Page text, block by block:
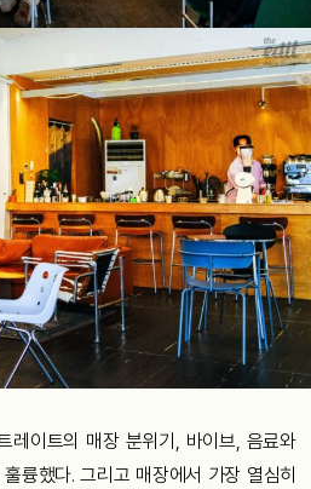
레이트의 매장 분위기, 바이브, 음료와
륭했다. 그리고 매장에서 가장 열심히